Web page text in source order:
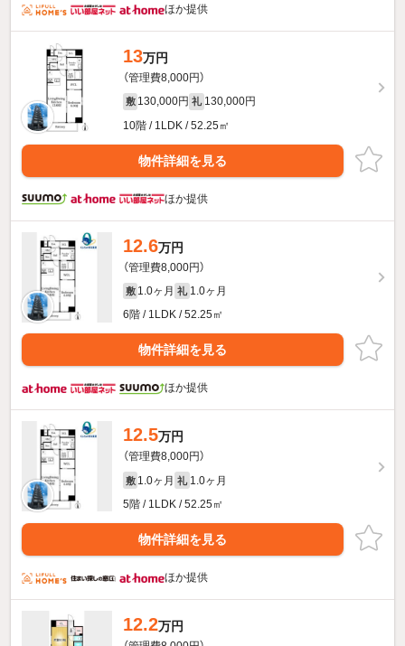
ほか提供
13万円
（管理費8,000円）
敷 130,000円 礼 130,000円
10階 / 1LDK / 52.25㎡
物件詳細を見る
ほか提供
12.6万円
（管理費8,000円）
敷 1.0ヶ月 礼 1.0ヶ月
6階 / 1LDK / 52.25㎡
物件詳細を見る
ほか提供
12.5万円
（管理費8,000円）
敷 1.0ヶ月 礼 1.0ヶ月
5階 / 1LDK / 52.25㎡
物件詳細を見る
ほか提供
12.2万円